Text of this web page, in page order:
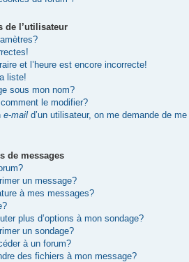
de l’utilisateur
et l’heure est encore incorrecte!
liste!
sous mon nom?
le modifier?
e-mail d’un utilisateur, on me demande de me
de messages
un message?
à mes messages?
plus d’options à mon sondage?
un sondage?
à un forum?
des fichiers à mon message?